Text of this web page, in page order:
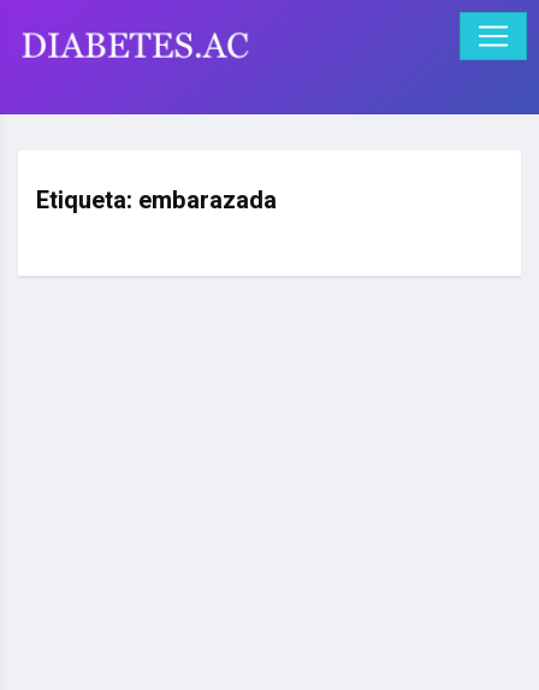
Etiqueta: embarazada